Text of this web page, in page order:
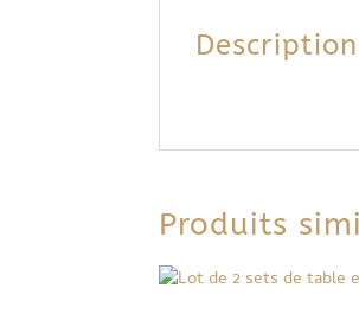
Description
Produits